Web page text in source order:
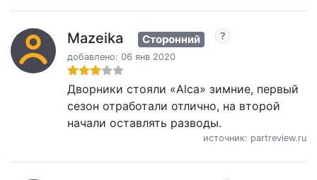
Mazeika Сторонний
добавлено: 06 янв 2020
Дворники стояли «Alca» зимние, первый
сезон отработали отлично, на второй
начали оставлять разводы.
источник: partreview.ru